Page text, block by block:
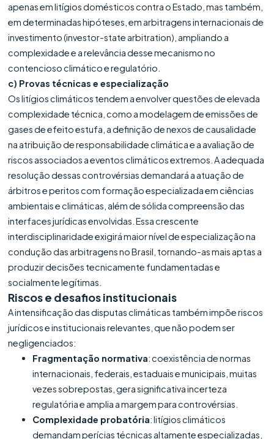
apenas em litígios domésticos contra o Estado, mas também,
em determinadas hipóteses, em arbitragens internacionais de
investimento (investor-state arbitration), ampliando a
complexidade e a relevância desse mecanismo no
contencioso climático e regulatório.
c) Provas técnicas e especialização
Os litígios climáticos tendem a envolver questões de elevada
complexidade técnica, como a modelagem de emissões de
gases de efeito estufa, a definição de nexos de causalidade
na atribuição de responsabilidade climática e a avaliação de
riscos associados a eventos climáticos extremos. A adequada
resolução dessas controvérsias demandará a atuação de
árbitros e peritos com formação especializada em ciências
ambientais e climáticas, além de sólida compreensão das
interfaces jurídicas envolvidas. Essa crescente
interdisciplinaridade exigirá maior nível de especialização na
condução das arbitragens no Brasil, tornando-as mais aptas a
produzir decisões tecnicamente fundamentadas e
socialmente legítimas.
Riscos e desafios institucionais
A intensificação das disputas climáticas também impõe riscos
jurídicos e institucionais relevantes, que não podem ser
negligenciados:
Fragmentação normativa: coexistência de normas
internacionais, federais, estaduais e municipais, muitas
vezes sobrepostas, gera significativa incerteza
regulatória e amplia a margem para controvérsias.
Complexidade probatória: litígios climáticos
demandam perícias técnicas altamente especializadas,